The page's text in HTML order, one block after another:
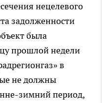
нецелевого
задолженности
была
прошлой недели
в
не должны
зимний период,